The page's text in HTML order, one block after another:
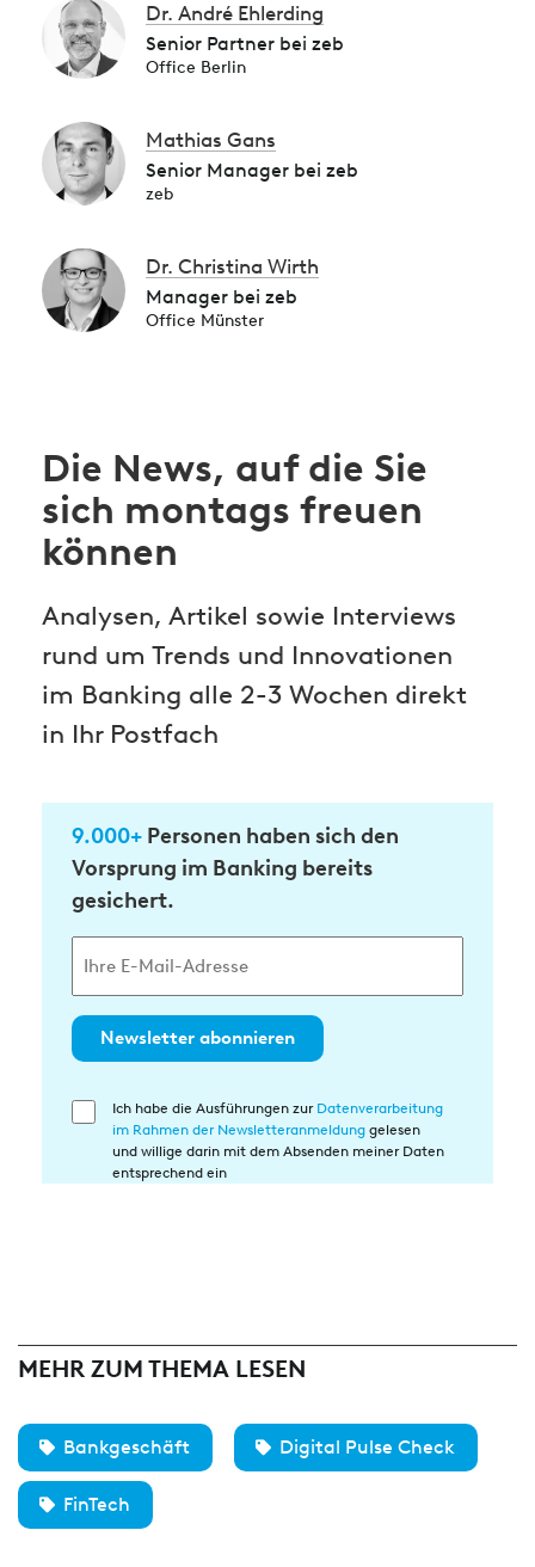
Dr. André Ehlerding
Senior Partner bei zeb
Office Berlin
Mathias Gans
Senior Manager bei zeb
zeb
Dr. Christina Wirth
Manager bei zeb
Office Münster
Die News, auf die Sie
sich montags freuen
können
Analysen, Artikel sowie Interviews
rund um Trends und Innovationen
im Banking alle 2-3 Wochen direkt
in Ihr Postfach
9.000+ Personen haben sich den
Vorsprung im Banking bereits
gesichert.
Newsletter abonnieren
Einwilligung
Ich habe die Ausführungen zur Datenverarbeitung
im Rahmen der Newsletteranmeldung gelesen
und willige darin mit dem Absenden meiner Daten
entsprechend ein
MEHR ZUM THEMA LESEN
Bankgeschäft Digital Pulse Check
FinTech